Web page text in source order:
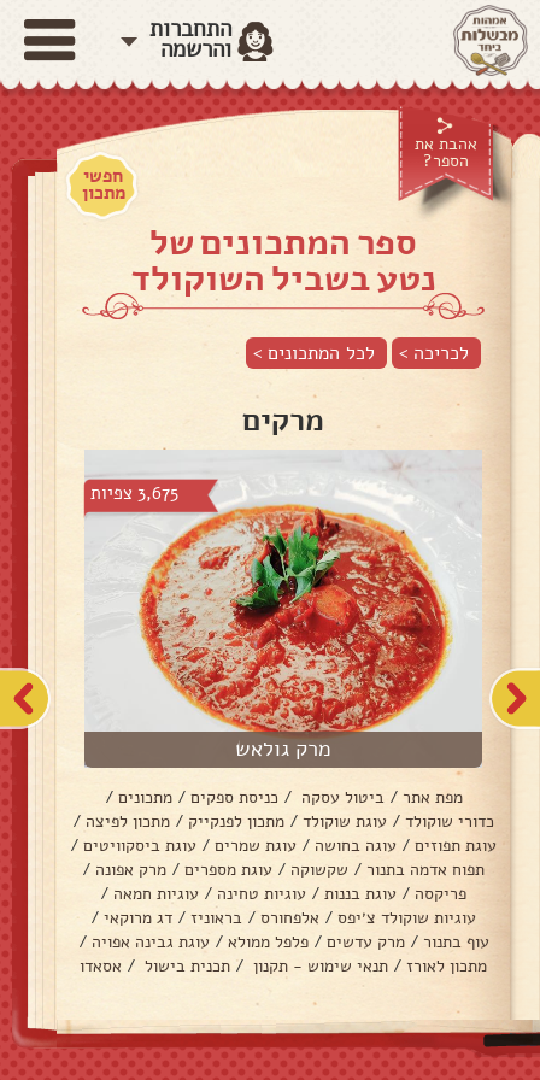
התחברות
והרשמה
אהבת את
הספר?
חפשי
מתכון
ספר המתכונים של
נטע בשביל השוקולד
לכריכה > לכל המתכונים >
מרקים
3,675 צפיות
מרק גולאש
מפת אתר / ביטול עסקה / כניסת ספקים / מתכונים /
כדורי שוקולד / עוגת שוקולד / מתכון לפנקייק / מתכון לפיצה /
עוגת תפוזים / עוגה בחושה / עוגת שמרים / עוגת ביסקוויטים /
תפוח אדמה בתנור / שקשוקה / עוגת מספרים / מרק אפונה /
פריקסה / עוגת בננות / עוגיות טחינה / עוגיות חמאה /
עוגיות שוקולד צ׳יפס / אלפחורס / בראוניז / דג מרוקאי /
עוף בתנור / מרק עדשים / פלפל ממולא / עוגת גבינה אפויה /
מתכון לאורז / תנאי שימוש - תקנון / תכנית בישול / אסאדו